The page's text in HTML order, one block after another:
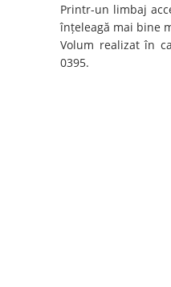
Printr-un limbaj
înțeleagă mai bine
Volum realizat în
0395.